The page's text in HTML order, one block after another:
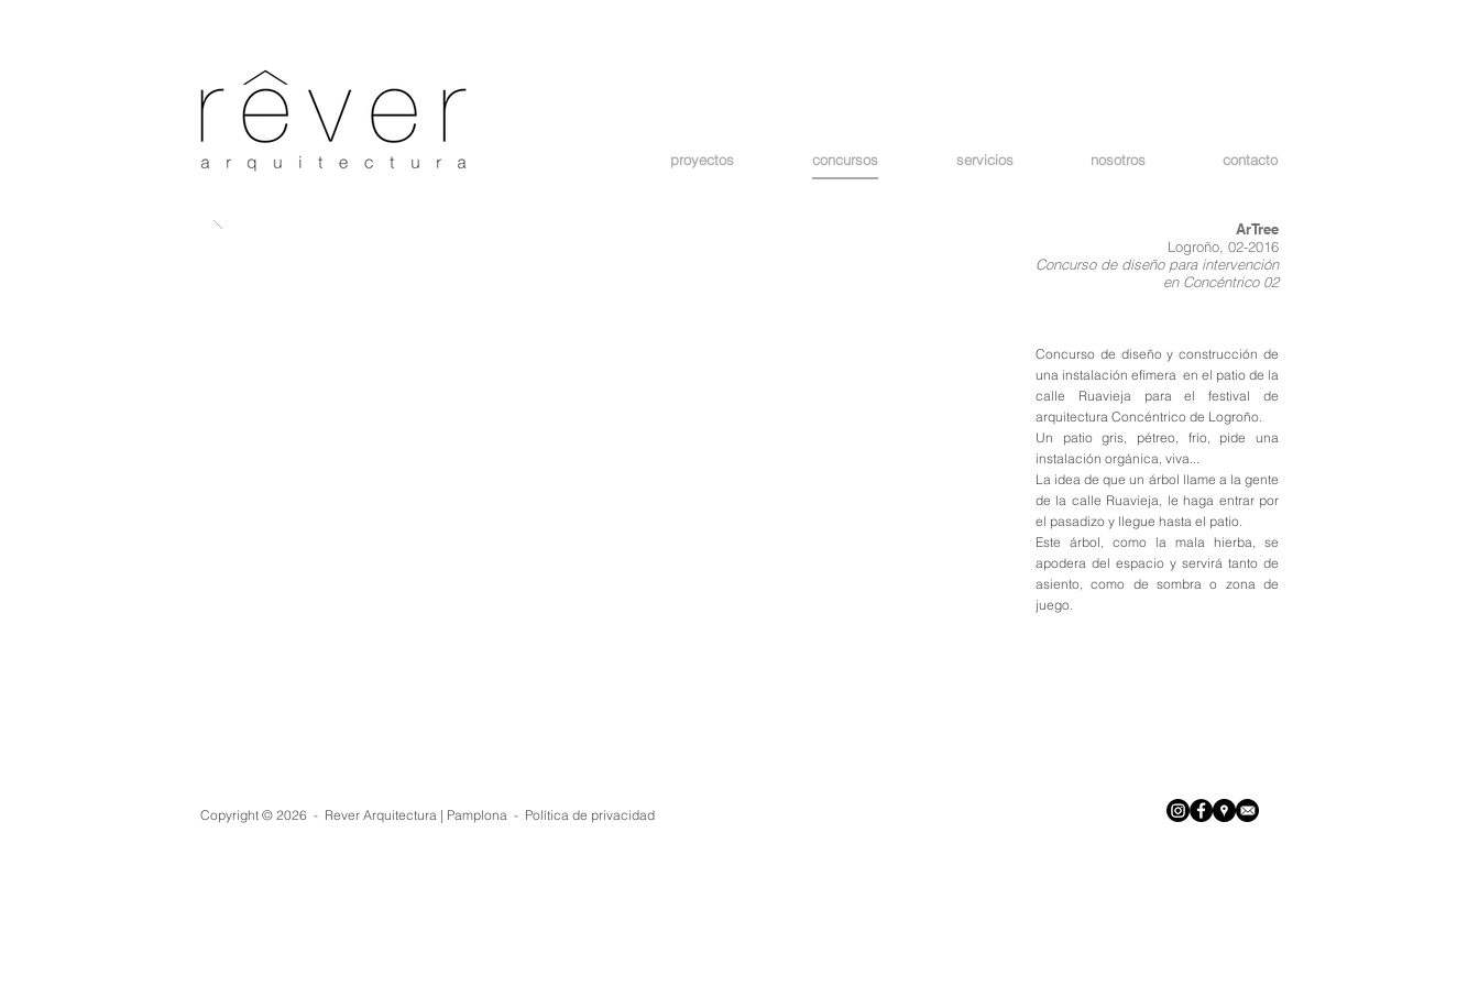
proyectos concursos servicios nosotros contacto
ArTree
Logroño, 02-2016
Concurso de diseño para intervención
en Concéntrico 02
Concurso de diseño y construcción de
una instalación efímera en el patio de la
calle Ruavieja para el festival de
arquitectura Concéntrico de Logroño.
Un patio gris, pétreo, frío, pide una
instalación orgánica, viva...
La idea de que un árbol llame a la gente
de la calle Ruavieja, le haga entrar por
el pasadizo y llegue hasta el patio.
Este árbol, como la mala hierba, se
apodera del espacio y servirá tanto de
asiento, como de sombra o zona de
juego.
Copyright © 2026 - Rever Arquitectura | Pamplona - Política de privacidad